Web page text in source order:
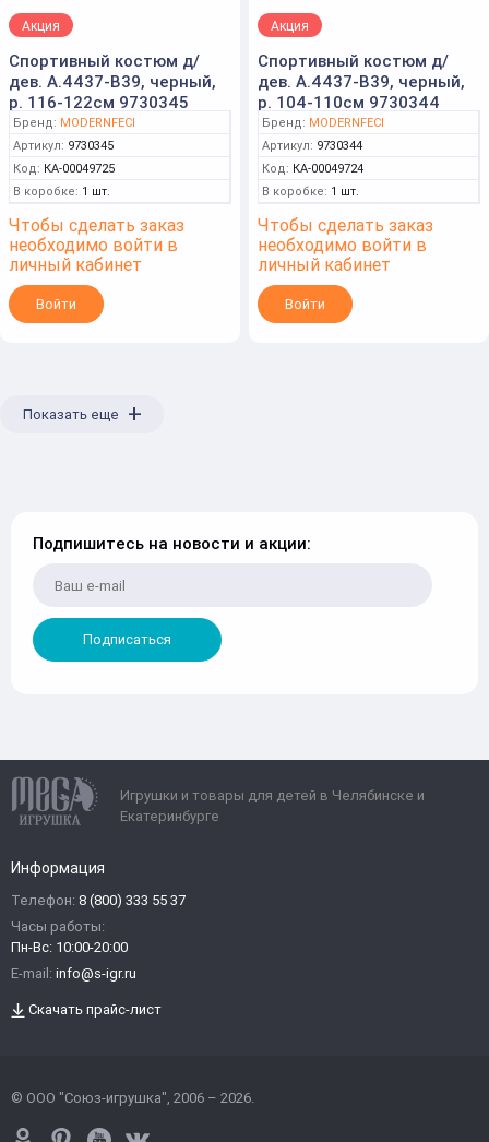
Акция
Спортивный костюм д/
дев. А.4437-B39, черный,
р. 116-122см 9730345
Бренд: MODERNFECI
Артикул: 9730345
Код: КА-00049725
В коробке: 1 шт.
Чтобы сделать заказ
необходимо войти в
личный кабинет
Войти
Акция
Спортивный костюм д/
дев. А.4437-B39, черный,
р. 104-110см 9730344
Бренд: MODERNFECI
Артикул: 9730344
Код: КА-00049724
В коробке: 1 шт.
Чтобы сделать заказ
необходимо войти в
личный кабинет
Войти
Показать еще +
Подпишитесь на новости и акции:
Подписаться
Игрушки и товары для детей в Челябинске и
Екатеринбурге
Информация
Телефон: 8 (800) 333 55 37
Часы работы:
Пн-Вс: 10:00-20:00
E-mail: info@s-igr.ru
Скачать прайс-лист
© ООО "Союз-игрушка", 2006 – 2026.